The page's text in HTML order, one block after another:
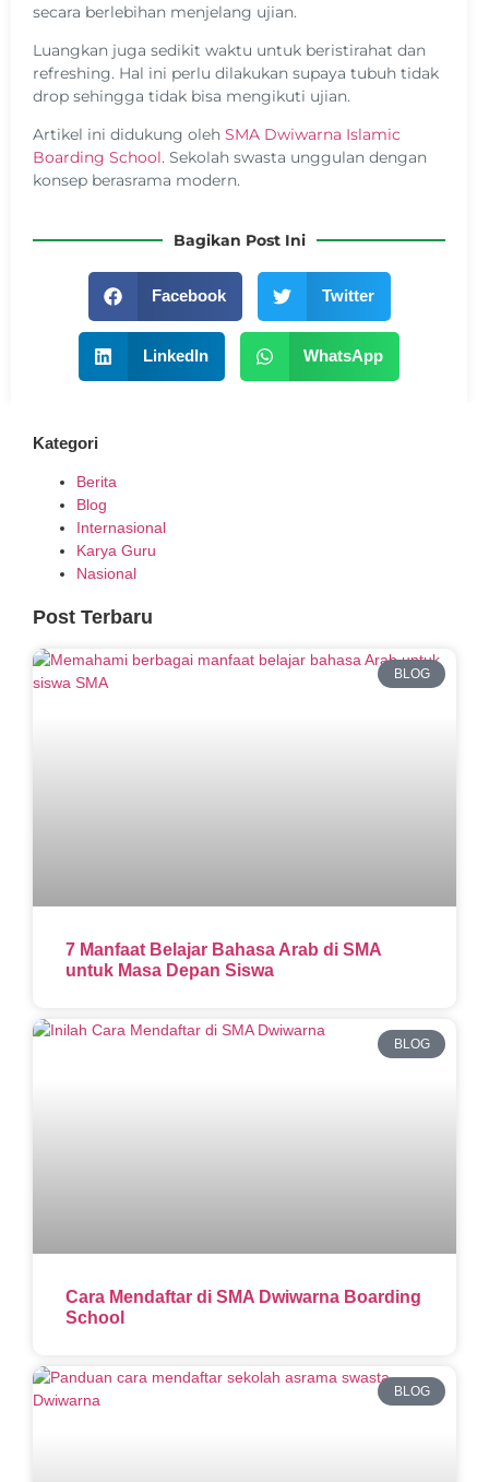
secara berlebihan menjelang ujian.
Luangkan juga sedikit waktu untuk beristirahat dan
refreshing. Hal ini perlu dilakukan supaya tubuh tidak
drop sehingga tidak bisa mengikuti ujian.
Artikel ini didukung oleh SMA Dwiwarna Islamic
Boarding School. Sekolah swasta unggulan dengan
konsep berasrama modern.
Bagikan Post Ini
Facebook Twitter
LinkedIn WhatsApp
Kategori
Berita
Blog
Internasional
Karya Guru
Nasional
Post Terbaru
BLOG
7 Manfaat Belajar Bahasa Arab di SMA
untuk Masa Depan Siswa
BLOG
Cara Mendaftar di SMA Dwiwarna Boarding
School
BLOG